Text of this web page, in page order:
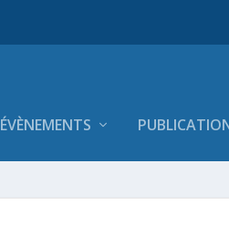
ÉVÈNEMENTS